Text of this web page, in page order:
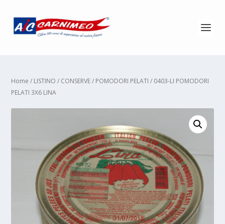
Home / LISTINO / CONSERVE/ POMODORI PELATI / 0403-LI POMODORI
PELATI 3X6 LINA